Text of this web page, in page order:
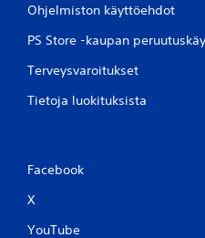
Ohjelmiston käyttöehdot
PS Store -kaupan
Terveysvaroitukset
Tietoja luokituksista
Facebook
X
YouTube